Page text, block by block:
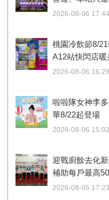
2026-08-06 17:44
桃園冷飲節8/
A12站快閃店
2026-08-06 16:29
啦啦隊女神李
華8/22起登場
2026-08-06 15:02
迎戰廚餘去化
補助每戶最高
2026-08-05 17:23